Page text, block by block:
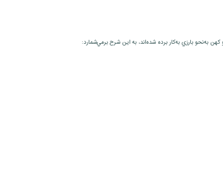
به‌نحو بارزي به‌كار برده شده‌اند، به اين شرح برمي‌شمارد: